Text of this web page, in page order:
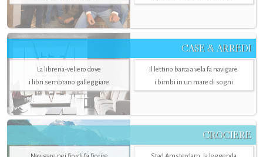
CASE & ARREDI
La libreria-veliero dove
i libri sembrano galleggiare
Il lettino barca a vela fa navigare
i bimbi in un mare di sogni
CROCIERE